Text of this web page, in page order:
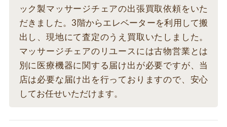
ック製マッサージチェアの出張買取依頼をいた
だきました。3階からエレベーターを利用して搬
出し、現地にて査定のうえ買取いたしました。
マッサージチェアのリユースには古物営業とは
別に医療機器に関する届け出が必要ですが、当
店は必要な届け出を行っておりますので、安心
してお任せいただけます。